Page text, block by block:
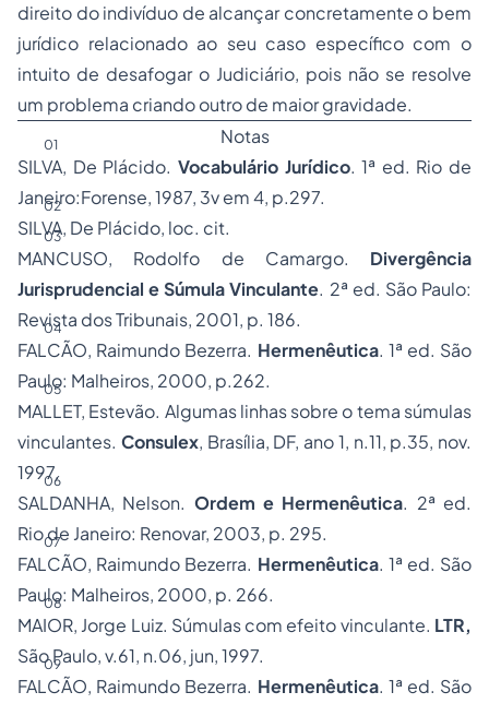
direito do indivíduo de alcançar concretamente o bem
jurídico relacionado ao seu caso específico com o
intuito de desafogar o Judiciário, pois não se resolve
um problema criando outro de maior gravidade.
Notas
01
SILVA, De Plácido. Vocabulário Jurídico. 1ª ed. Rio de
Janeiro:Forense, 1987, 3v em 4, p.297.
02
SILVA, De Plácido, loc. cit.
03
MANCUSO, Rodolfo de Camargo. Divergência
Jurisprudencial e Súmula Vinculante. 2ª ed. São Paulo:
Revista dos Tribunais, 2001, p. 186.
04
FALCÃO, Raimundo Bezerra. Hermenêutica. 1ª ed. São
Paulo: Malheiros, 2000, p.262.
05
MALLET, Estevão. Algumas linhas sobre o tema súmulas
vinculantes. Consulex, Brasília, DF, ano 1, n.11, p.35, nov.
1997.
06
SALDANHA, Nelson. Ordem e Hermenêutica. 2ª ed.
Rio de Janeiro: Renovar, 2003, p. 295.
07
FALCÃO, Raimundo Bezerra. Hermenêutica. 1ª ed. São
Paulo: Malheiros, 2000, p. 266.
08
MAIOR, Jorge Luiz. Súmulas com efeito vinculante. LTR,
São Paulo, v.61, n.06, jun, 1997.
09
FALCÃO, Raimundo Bezerra. Hermenêutica. 1ª ed. São